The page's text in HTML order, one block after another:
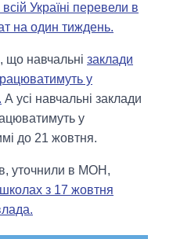
Україні перевели в
на один тиждень.
навчальні заклади
у
А усі навчальні заклади
у
до 21 жовтня.
уточнили в МОН,
з 17 жовтня